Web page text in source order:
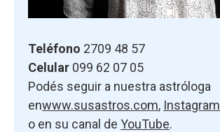
Teléfono 2709 48 57
Celular 099 62 07 05
Podés seguir a nuestra astróloga
enwww.susastros.com, Instagram
o en su canal de YouTube.